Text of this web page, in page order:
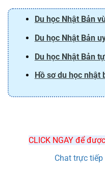
Du học Nhật Bản
Du học Nhật Bản
Du học Nhật Bản
Hồ sơ du học nhật
CLICK NGAY để
Chat trực